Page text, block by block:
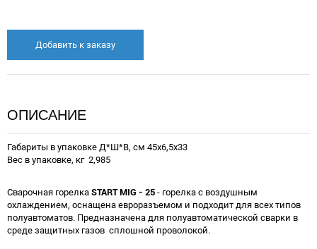
Добавить к заказу
ОПИСАНИЕ
Габариты в упаковке Д*Ш*В, см 45x6,5x33
Вес в упаковке, кг 2,985
Сварочная горелка START MIG - 25 - горелка с воздушным
охлаждением, оснащена евроразъемом и подходит для всех типов
полуавтоматов. Предназначена для полуавтоматической сварки в
среде защитных газов сплошной проволокой.